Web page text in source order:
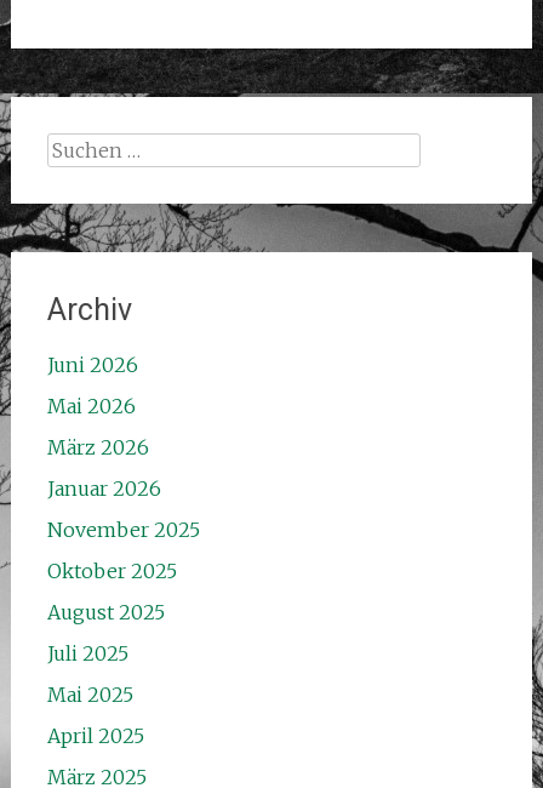
Suchen
Archiv
Juni 2026
Mai 2026
März 2026
Januar 2026
November 2025
Oktober 2025
August 2025
Juli 2025
Mai 2025
April 2025
März 2025